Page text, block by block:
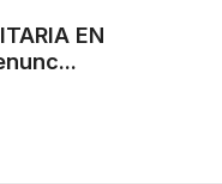
EN